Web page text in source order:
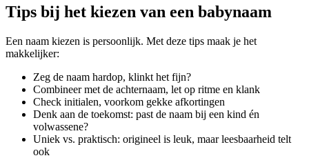
Tips bij het kiezen van een babynaam
Een naam kiezen is persoonlijk. Met deze tips maak je het
makkelijker:
Zeg de naam hardop, klinkt het fijn?
Combineer met de achternaam, let op ritme en klank
Check initialen, voorkom gekke afkortingen
Denk aan de toekomst: past de naam bij een kind én
volwassene?
Uniek vs. praktisch: origineel is leuk, maar leesbaarheid telt
ook